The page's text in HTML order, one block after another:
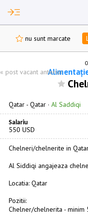
read_more
nu sunt marcate
« post vacant anterior
Qatar - Qatar · Al Saddiqi
Salariu
550 USD
Chelneri/chelnerite in
Al Siddiqi angajeaza
Locatia: Qatar
Pozitii:
Chelner/chelnerita - minim